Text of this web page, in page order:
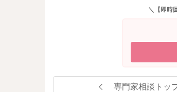
＼【即時
専門家相談トッ